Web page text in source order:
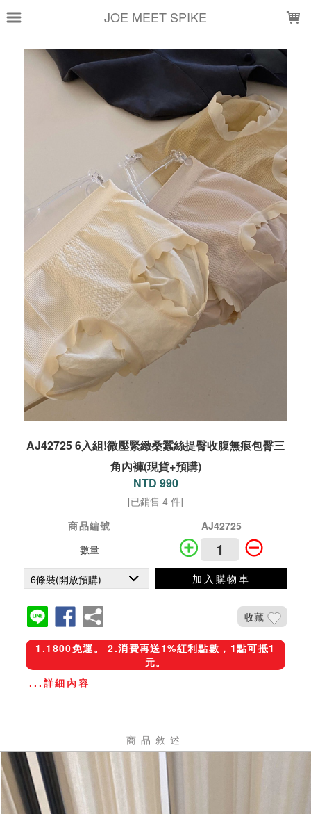
JOE MEET SPIKE
AJ42725 6入組!微壓緊緻桑蠶絲提臀收腹無痕包臀三
角內褲(現貨+預購)
NTD 990
[已銷售 4 件]
商品編號
AJ42725
數量
加入購物車
收藏
1.1800免運。 2.消費再送1%紅利點數，1點可抵1
元。
...詳細內容
商品敘述